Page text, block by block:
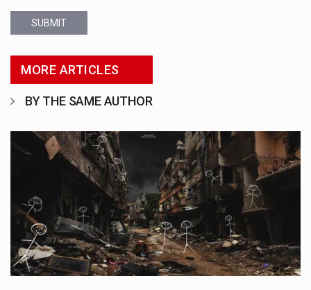
SUBMIT
MORE ARTICLES
BY THE SAME AUTHOR